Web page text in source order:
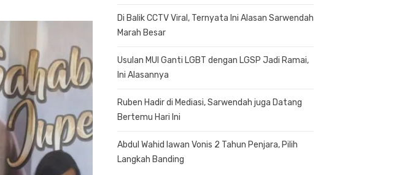
Di Balik CCTV Viral, Ternyata Ini Alasan Sarwendah
Marah Besar
Usulan MUI Ganti LGBT dengan LGSP Jadi Ramai,
Ini Alasannya
Ruben Hadir di Mediasi, Sarwendah juga Datang
Bertemu Hari Ini
Abdul Wahid lawan Vonis 2 Tahun Penjara, Pilih
Langkah Banding